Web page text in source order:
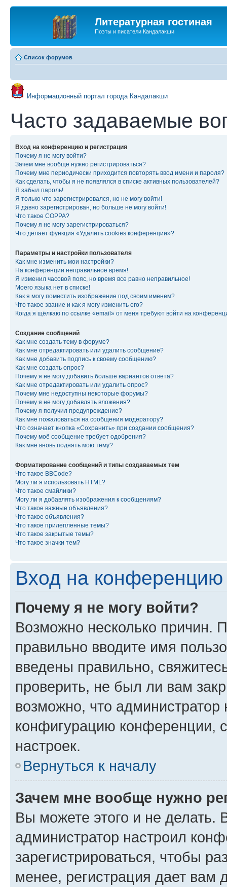
Литературная гостиная
Поэты и писатели Кандалакши
Список форумов
Информационный портал города Кандалакши
Часто задаваемые
Вход на конференцию и регистрация
Почему я не могу войти?
Зачем мне вообще нужно регистрироваться?
Почему мне периодически приходится повторять ввод имени и пароля?
Как сделать, чтобы я не появлялся в списке активных пользователей?
Я забыл пароль!
Я только что зарегистрировался, но не могу войти!
Я давно зарегистрирован, но больше не могу войти!
Что такое COPPA?
Почему я не могу зарегистрироваться?
Что делает функция «Удалить cookies конференции»?
Параметры и настройки пользователя
Как мне изменить мои настройки?
На конференции неправильное время!
Я изменил часовой пояс, но время все равно неправильное!
Моего языка нет в списке!
Как я могу поместить изображение под своим именем?
Что такое звание и как я могу изменить его?
Когда я щёлкаю по ссылке «email» от меня требуют войти на
Создание сообщений
Как мне создать тему в форуме?
Как мне отредактировать или удалить сообщение?
Как мне добавить подпись к своему сообщению?
Как мне создать опрос?
Почему я не могу добавить больше вариантов ответа?
Как мне отредактировать или удалить опрос?
Почему мне недоступны некоторые форумы?
Почему я не могу добавлять вложения?
Почему я получил предупреждение?
Как мне пожаловаться на сообщения модератору?
Что означает кнопка «Сохранить» при создании сообщения?
Почему моё сообщение требует одобрения?
Как мне вновь поднять мою тему?
Форматирование сообщений и типы создаваемых тем
Что такое BBCode?
Могу ли я использовать HTML?
Что такое смайлики?
Могу ли я добавлять изображения к сообщениям?
Что такое важные объявления?
Что такое объявления?
Что такое прилепленные темы?
Что такое закрытые темы?
Что такое значки тем?
Вход на конференцию
Почему я не могу войти?
Возможно несколько причин.
правильно вводите имя
введены правильно,
проверить, не был ли вам
возможно, что администратор
конфигурацию конференции,
настроек.
Вернуться к началу
Зачем мне вообще нужно
Вы можете этого и не делать.
администратор настроил
зарегистрироваться, чтобы
менее, регистрация дает вам